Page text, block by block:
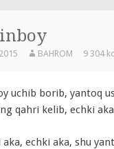
BAHROM 9 304
uchib borib, yantoq
qahri kelib, echki
echki aka, shu